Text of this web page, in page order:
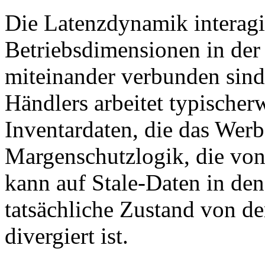
Die Latenzdynamik
Betriebsdimensionen in
miteinander verbunden
Händlers arbeitet
Inventardaten, die das
Margenschutzlogik, die
kann auf Stale-Daten in
tatsächliche Zustand von
divergiert ist.